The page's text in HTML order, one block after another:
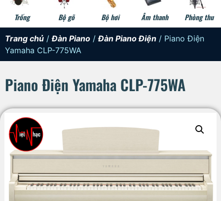
Trống Bộ gõ Bộ hơi Âm thanh Phòng thu
Trang chủ /Đàn Piano /Đàn Piano Điện / Piano Điện
Yamaha CLP-775WA
Piano Điện Yamaha CLP-775WA